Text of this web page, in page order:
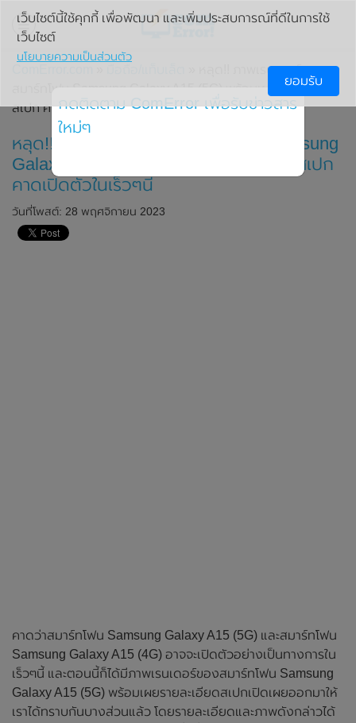
» หลุด!! ภาพเรนเดอร์ของ
สมาร์ทโฟน Samsung Galaxy A15 (5G) พร้อมเผยรายละเอียด
สเปก คาดเปิดตัวในเร็วๆนี้
หลุด!! ภาพเรนเดอร์ของสมาร์ทโฟน Samsung
Galaxy A15 (5G) พร้อมเผยรายละเอียดสเปก
คาดเปิดตัวในเร็วๆนี้
วันที่โพสต์: 28 พฤศจิกายน 2023
คาดว่าสมาร์ทโฟน Samsung Galaxy A15 (5G) และสมาร์ทโฟน
Samsung Galaxy A15 (4G) อาจจะเปิดตัวอย่างเป็นทางการใน
เร็วๆนี้ และตอนนี้ก็ได้มีภาพเรนเดอร์ของสมาร์ทโฟน Samsung
Galaxy A15 (5G) พร้อมเผยรายละเอียดสเปกเปิดเผยออกมาให้
เราได้ทราบกันบางส่วนแล้ว โดยรายละเอียดและภาพดังกล่าวได้
เว็บไซต์นี้ใช้คุกกี้ เพื่อพัฒนา และเพิ่มประสบการณ์ที่ดีในการใช้
เว็บไซต์
นโยบายความเป็นส่วนตัว
ยอมรับ
กดติดตาม ComError เพื่อรับข่าวสาร
ใหม่ๆ